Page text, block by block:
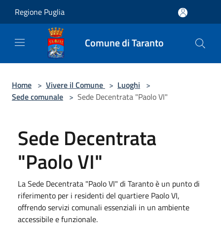
Regione Puglia
Comune di Taranto
Home > Vivere il Comune > Luoghi >
Sede comunale > Sede Decentrata "Paolo VI"
Sede Decentrata
"Paolo VI"
La Sede Decentrata "Paolo VI" di Taranto è un punto di
riferimento per i residenti del quartiere Paolo VI,
offrendo servizi comunali essenziali in un ambiente
accessibile e funzionale.